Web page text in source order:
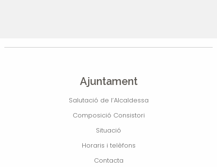
Ajuntament
Salutació de l’Alcaldessa
Composició Consistori
Situació
Horaris i telèfons
Contacta